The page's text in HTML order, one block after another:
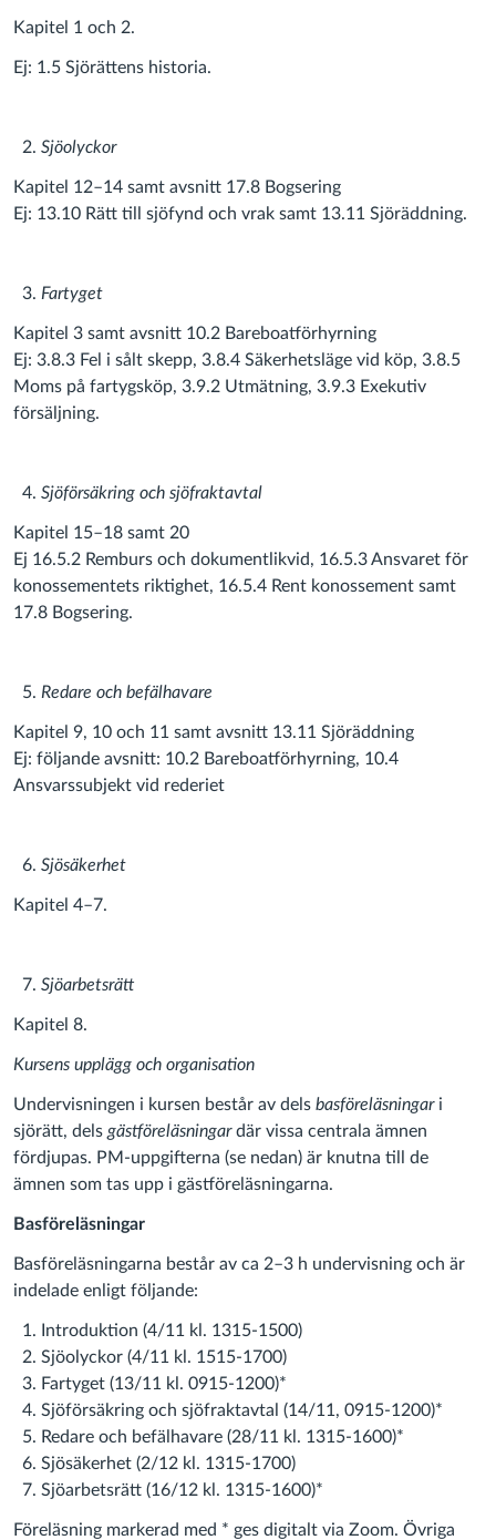
Kapitel 1 och 2.
Ej: 1.5 Sjörättens historia.
Sjöolyckor
Kapitel 12–14 samt avsnitt 17.8 Bogsering
Ej: 13.10 Rätt till sjöfynd och vrak samt 13.11 Sjöräddning.
Fartyget
Kapitel 3 samt avsnitt 10.2 Bareboatförhyrning
Ej: 3.8.3 Fel i sålt skepp, 3.8.4 Säkerhetsläge vid köp, 3.8.5
Moms på fartygsköp, 3.9.2 Utmätning, 3.9.3 Exekutiv
försäljning.
Sjöförsäkring och sjöfraktavtal
Kapitel 15–18 samt 20
Ej 16.5.2 Remburs och dokumentlikvid, 16.5.3 Ansvaret för
konossementets riktighet, 16.5.4 Rent konossement samt
17.8 Bogsering.
Redare och befälhavare
Kapitel 9, 10 och 11 samt avsnitt 13.11 Sjöräddning
Ej: följande avsnitt: 10.2 Bareboatförhyrning, 10.4
Ansvarssubjekt vid rederiet
Sjösäkerhet
Kapitel 4–7.
Sjöarbetsrätt
Kapitel 8.
Kursens upplägg och organisation
Undervisningen i kursen består av dels basföreläsningari
sjörätt, dels gästföreläsningardär vissa centrala ämnen
fördjupas. PM-uppgifterna (se nedan) är knutna till de
ämnen som tas upp i gästföreläsningarna.
Basföreläsningar
Basföreläsningarna består av ca 2–3 h undervisning och är
indelade enligt följande:
Introduktion (4/11 kl. 1315-1500)
Sjöolyckor (4/11 kl. 1515-1700)
Fartyget (13/11 kl. 0915-1200)*
Sjöförsäkring och sjöfraktavtal (14/11, 0915-1200)*
Redare och befälhavare (28/11 kl. 1315-1600)*
Sjösäkerhet (2/12 kl. 1315-1700)
Sjöarbetsrätt (16/12 kl. 1315-1600)*
Föreläsning markerad med * ges digitalt via Zoom. Övriga